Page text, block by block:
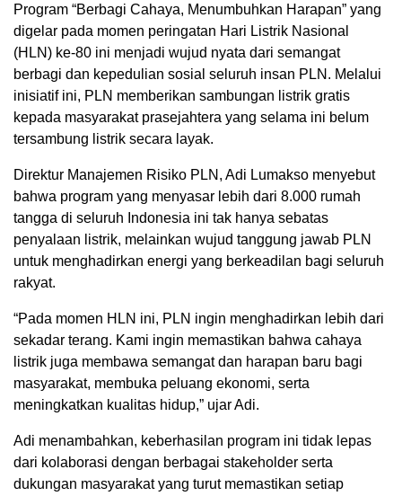
Program “Berbagi Cahaya, Menumbuhkan Harapan” yang
digelar pada momen peringatan Hari Listrik Nasional
(HLN) ke-80 ini menjadi wujud nyata dari semangat
berbagi dan kepedulian sosial seluruh insan PLN. Melalui
inisiatif ini, PLN memberikan sambungan listrik gratis
kepada masyarakat prasejahtera yang selama ini belum
tersambung listrik secara layak.
Direktur Manajemen Risiko PLN, Adi Lumakso menyebut
bahwa program yang menyasar lebih dari 8.000 rumah
tangga di seluruh Indonesia ini tak hanya sebatas
penyalaan listrik, melainkan wujud tanggung jawab PLN
untuk menghadirkan energi yang berkeadilan bagi seluruh
rakyat.
“Pada momen HLN ini, PLN ingin menghadirkan lebih dari
sekadar terang. Kami ingin memastikan bahwa cahaya
listrik juga membawa semangat dan harapan baru bagi
masyarakat, membuka peluang ekonomi, serta
meningkatkan kualitas hidup,” ujar Adi.
Adi menambahkan, keberhasilan program ini tidak lepas
dari kolaborasi dengan berbagai stakeholder serta
dukungan masyarakat yang turut memastikan setiap